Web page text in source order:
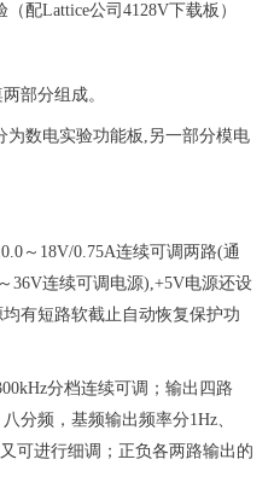
配Lattice公司4128V下载板）
部分组成。
为数电实验功能板,另一部分模电
～18V/0.75A连续可调两路(通
36V连续可调电源),+5V电源还设
有短路软截止自动恢复保护功
分档连续可调；输出四路
分频，基频输出频率分1Hz、
可进行细调；正负各两路输出的